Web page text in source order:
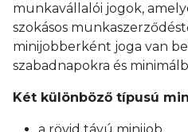
munkavállalói jogok,
szokásos
minijobberként joga van
szabadnapokra és
Két különböző típusú